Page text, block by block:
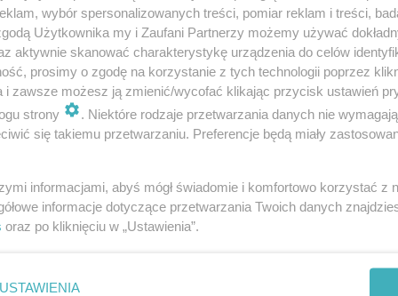
8 garaż 23,6 m
9 taras (38,5)
W nawiasach podano powierzchnie
pomieszczenia netto
wybór spersonalizowanych treści, pomiar reklam i treści,
Użytkownika my i Zaufani Partnerzy możemy używać
aktywnie skanować charakterystykę urządzenia do celów
prosimy o zgodę na korzystanie z tych technologii poprzez
i zawsze możesz ją zmienić/wycofać klikając przycisk ustawień
strony
. Niektóre rodzaje przetwarzania danych nie
się takiemu przetwarzaniu. Preferencje będą miały
informacjami, abyś mógł świadomie i komfortowo korzystać z
informacje dotyczące przetwarzania Twoich danych
oraz po kliknięciu w „Ustawienia”.
USTAWIENIA